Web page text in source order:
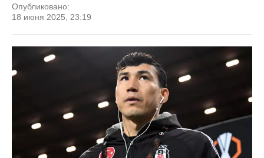
Опубликовано:
18 июня 2025, 23:19